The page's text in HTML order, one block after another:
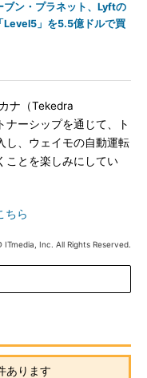
ブン・プラネット、Lyftの
Level5」を5.5億ドルで買
ナ（Tekedra
ーシップを通じて、ト
し、ウェイモの自動運転
ことを楽しみにしてい
ちら
Inc. All Rights Reserved.
あります